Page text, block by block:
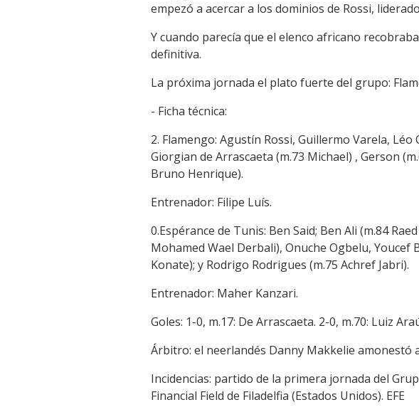
empezó a acercar a los dominios de Rossi,
Y cuando parecía que el elenco africano
definitiva.
La próxima jornada el plato fuerte del grupo:
- Ficha técnica:
2. Flamengo: Agustín Rossi, Guillermo Varela,
Giorgian de Arrascaeta (m.73 Michael) , Gerson
Bruno Henrique).
Entrenador: Filipe Luís.
0.Espérance de Tunis: Ben Said; Ben Ali (m.84
Mohamed Wael Derbali), Onuche Ogbelu, Youcef
Konate); y Rodrigo Rodrigues (m.75 Achref Jabri).
Entrenador: Maher Kanzari.
Goles: 1-0, m.17: De Arrascaeta. 2-0, m.70: Luiz
Árbitro: el neerlandés Danny Makkelie amonestó
Incidencias: partido de la primera jornada del
Financial Field de Filadelfia (Estados Unidos). EFE